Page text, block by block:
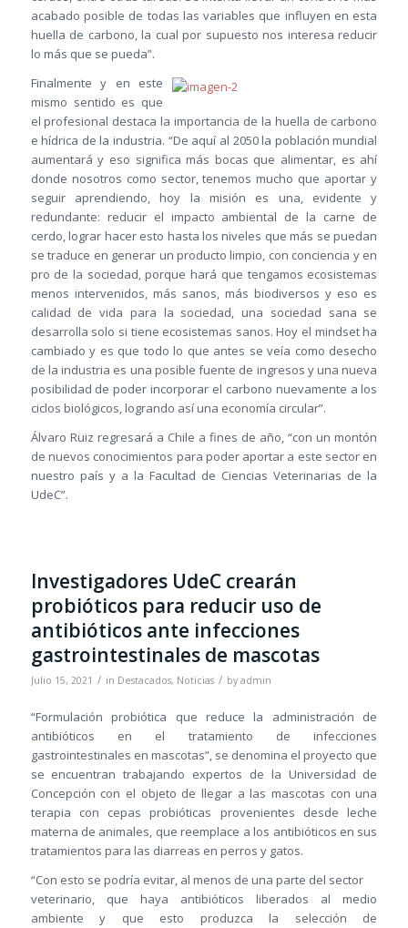
acabado posible de todas las variables que influyen en esta
huella de carbono, la cual por supuesto nos interesa reducir
lo más que se pueda”.
Finalmente y en este
mismo sentido es que
el profesional destaca la importancia de la huella de carbono
e hídrica de la industria. “De aquí al 2050 la población mundial
aumentará y eso significa más bocas que alimentar, es ahí
donde nosotros como sector, tenemos mucho que aportar y
seguir aprendiendo, hoy la misión es una, evidente y
redundante: reducir el impacto ambiental de la carne de
cerdo, lograr hacer esto hasta los niveles que más se puedan
se traduce en generar un producto limpio, con conciencia y en
pro de la sociedad, porque hará que tengamos ecosistemas
menos intervenidos, más sanos, más biodiversos y eso es
calidad de vida para la sociedad, una sociedad sana se
desarrolla solo si tiene ecosistemas sanos. Hoy el mindset ha
cambiado y es que todo lo que antes se veía como desecho
de la industria es una posible fuente de ingresos y una nueva
posibilidad de poder incorporar el carbono nuevamente a los
ciclos biológicos, logrando así una economía circular”.
Álvaro Ruiz regresará a Chile a fines de año, “con un montón
de nuevos conocimientos para poder aportar a este sector en
nuestro país y a la Facultad de Ciencias Veterinarias de la
UdeC”.
Investigadores UdeC crearán
probióticos para reducir uso de
antibióticos ante infecciones
gastrointestinales de mascotas
Julio 15, 2021 / in Destacados, Noticias / by admin
“Formulación probiótica que reduce la administración de
antibióticos en el tratamiento de infecciones
gastrointestinales en mascotas”, se denomina el proyecto que
se encuentran trabajando expertos de la Universidad de
Concepción con el objeto de llegar a las mascotas con una
terapia con cepas probióticas provenientes desde leche
materna de animales, que reemplace a los antibióticos en sus
tratamientos para las diarreas en perros y gatos.
“Con esto se podría evitar, al menos de una parte del sector
veterinario, que haya antibióticos liberados al medio
ambiente y que esto produzca la selección de